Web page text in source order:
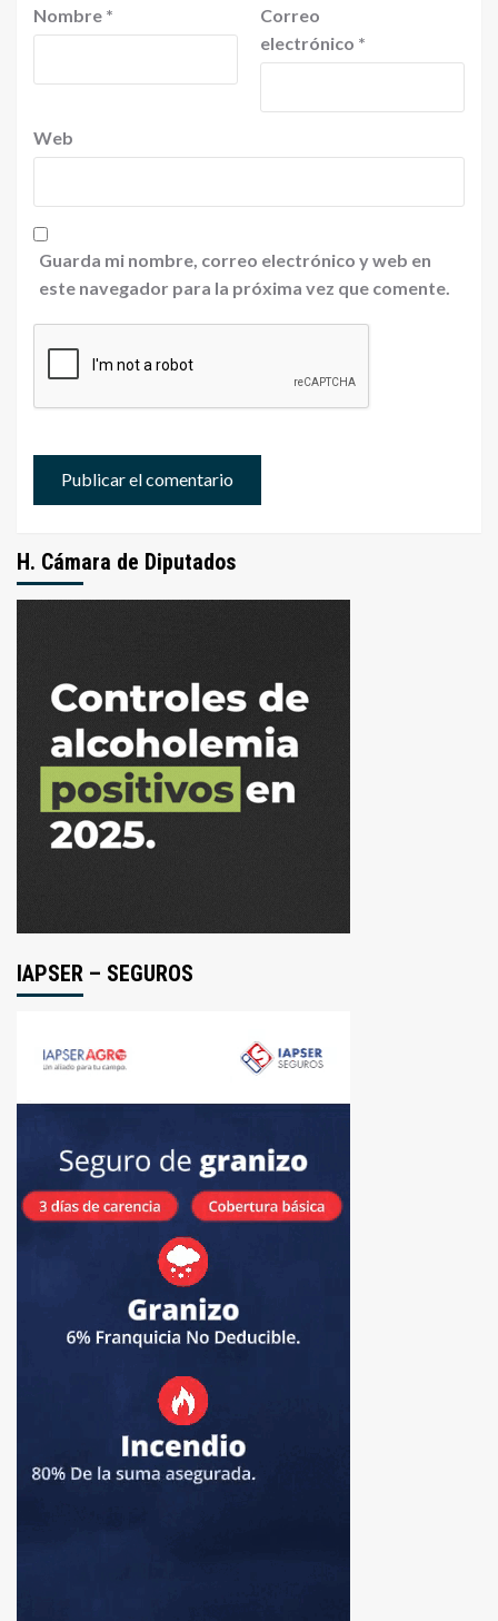
Nombre *
Correo
electrónico *
Web
Guarda mi nombre, correo electrónico y web en
este navegador para la próxima vez que comente.
H. Cámara de Diputados
IAPSER – SEGUROS